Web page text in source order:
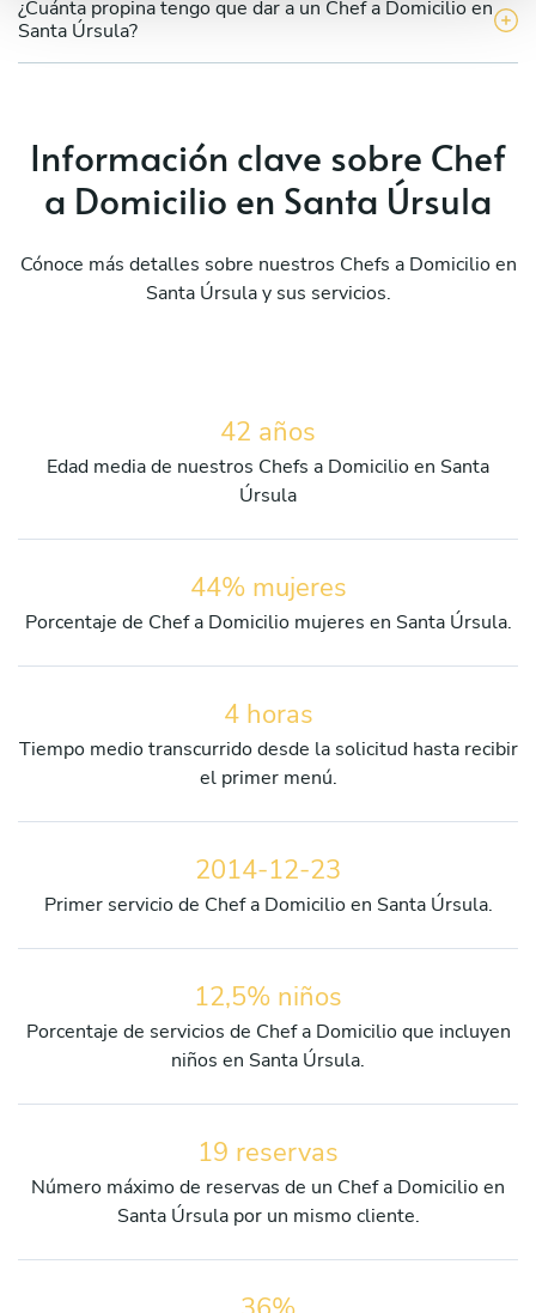
¿Cuánta propina tengo que dar a un Chef a Domicilio en
Santa Úrsula?
Información clave sobre Chef
a Domicilio en Santa Úrsula
Cónoce más detalles sobre nuestros Chefs a Domicilio en
Santa Úrsula y sus servicios.
42 años
Edad media de nuestros Chefs a Domicilio en Santa
Úrsula
44% mujeres
Porcentaje de Chef a Domicilio mujeres en Santa Úrsula.
4 horas
Tiempo medio transcurrido desde la solicitud hasta recibir
el primer menú.
2014-12-23
Primer servicio de Chef a Domicilio en Santa Úrsula.
12,5% niños
Porcentaje de servicios de Chef a Domicilio que incluyen
niños en Santa Úrsula.
19 reservas
Número máximo de reservas de un Chef a Domicilio en
Santa Úrsula por un mismo cliente.